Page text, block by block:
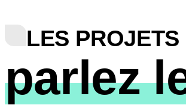
LES
parlez